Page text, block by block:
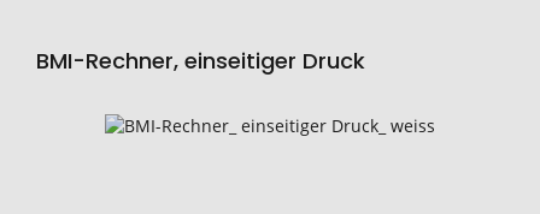
BMI-Rechner, einseitiger Druck